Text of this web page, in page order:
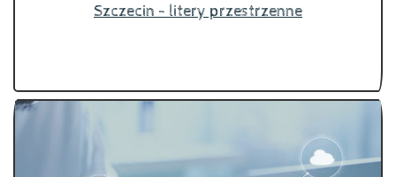
Szczecin - litery przestrzenne